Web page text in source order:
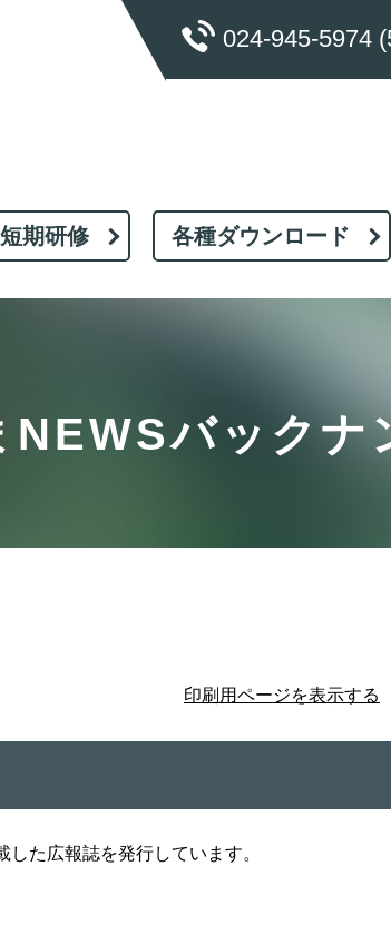
024-945-5974
短期研修 各種ダウンロード
バックナ
印刷用ページを表示する
た広報誌を発行しています。